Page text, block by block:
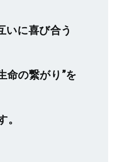
いに喜び合う
命の繋がり”を